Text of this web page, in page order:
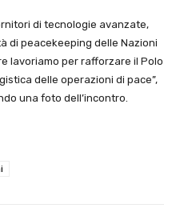
di tecnologie avanzate,
di peacekeeping delle Nazioni
lavoriamo per rafforzare il Polo
delle operazioni di pace”,
una foto dell’incontro.